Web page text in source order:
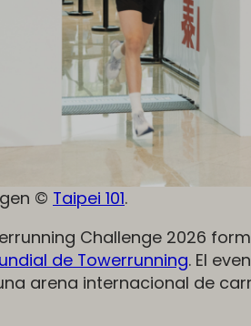
© Taipei 101.
Challenge 2026
de Towerrunning. El
arena internacional de